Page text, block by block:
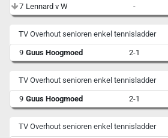
7 Lennard v W -
TV Overhout senioren enkel tennisladder
9 Guus Hoogmoed 2-1
TV Overhout senioren enkel tennisladder
9 Guus Hoogmoed 2-1
TV Overhout senioren enkel tennisladder